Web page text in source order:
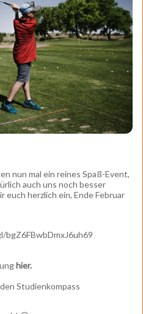
nun mal ein reines Spaß-Event,
auch uns noch besser
euch herzlich ein, Ende Februar
bgZ6FBwbDmxJ6uh69
hier.
Studienkompass